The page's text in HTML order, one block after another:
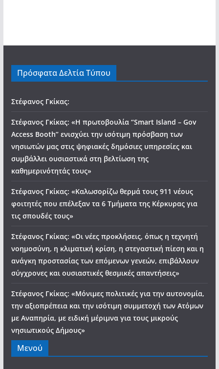
Πρόσφατα Δελτία Τύπου
Στέφανος Γκίκας:
Στέφανος Γκίκας: «Η πρωτοβουλία “Smart Island – Gov
Access Booth” ενισχύει την ισότιμη πρόσβαση των
νησιωτών μας στις ψηφιακές δημόσιες υπηρεσίες και
συμβάλλει ουσιαστικά στη βελτίωση της
καθημερινότητάς τους»
Στέφανος Γκίκας: «Καλωσορίζω θερμά τους 911 νέους
φοιτητές που επέλεξαν τα 6 Τμήματα της Κέρκυρας για
τις σπουδές τους»
Στέφανος Γκίκας: «Οι νέες προκλήσεις, όπως η τεχνητή
νοημοσύνη, η κλιματική κρίση, η στεγαστική πίεση και η
ανάγκη προστασίας των επόμενων γενεών, επιβάλλουν
σύγχρονες και ουσιαστικές θεσμικές απαντήσεις»
Στέφανος Γκίκας: «Μόνιμες πολιτικές για την αυτονομία,
την αξιοπρέπεια και την ισότιμη συμμετοχή των Ατόμων
με Αναπηρία, με ειδική μέριμνα για τους μικρούς
νησιωτικούς Δήμους»
Μενού